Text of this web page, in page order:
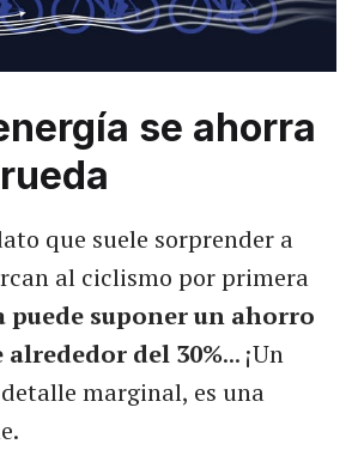
se ahorra
que suele sorprender a
al ciclismo por primera
puede suponer un ahorro
alrededor del 30%... ¡Un
marginal, es una